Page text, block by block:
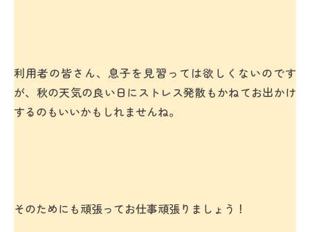
利用者の皆さん、息子を見習っては欲しくないのです
が、秋の天気の良い日にストレス発散もかねてお出かけ
するのもいいかもしれませんね。
そのためにも頑張ってお仕事頑張りましょう！